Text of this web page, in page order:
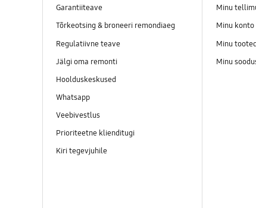
Garantiiteave
Tõrkeotsing & broneeri remondiaeg
Regulatiivne teave
Jälgi oma remonti
Hoolduskeskused
Whatsapp
Veebivestlus
Prioriteetne klienditugi
Kiri tegevjuhile
Minu
Minu konto
Minu
Minu